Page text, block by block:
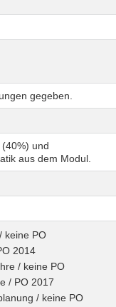
gegeben.
und
aus dem Modul.
keine PO
2014
/ keine PO
/ PO 2017
/ keine PO